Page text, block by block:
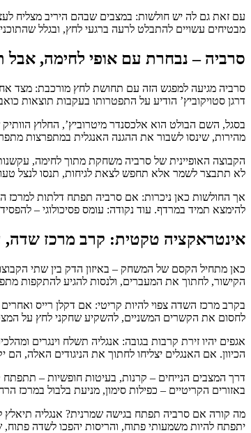
עם זאת גם לה יש חולשות: במצבים שבהם היריב מצליח
מבטיחים עשויים להתבלט לרעה ברגעי לחץ, ובגלל
סרביה – נבחרת עם אופי לחימה,
סרביה מגיעה למפגש הזה עם תחושת לחץ מורכבת: מצד
דרגן סטויקוביץ’ הודיע על התפטרותו בעקבות תוצאות
בסגל, השם הבולט הוא אלכסנדר מיטרוביץ’, החלוץ הוותיק
מהירות, שינסו לשבור את ההגנה האנגלית במתפרצות
הקבוצה האופיינית של סרביה משחקת מתוך לחימה,
לא תתבצר לשמר אלא תחפש לצאת לגיחות, תנסו לנצל
אך החולשות כאן ניכרות: אם סרביה תפתח דלתות למרכז
להימצא תמיד במרדף. עוד נקודה: עומס פסיכולוגי – להפסיד שוב 0-5 מול אותה יריבה – עלול
אינטראקציה טקטית: קרב מרכז שדה,
כאן מתחיל הקסם של המשחק – באיזון הדק בין שתי
הקישור, לחתוך את המעברים, ולנסות להגיע להתקפות
בקרב מרכז השדה צפוי להיות קריטי: אם דקלן רייס
לחסום את הקשרים המשניים, להשקיע שחקני לחץ על
אגפים יהיו זירת קרבות בגובה: אנגליה תשלח וינגרים
הכיוון. אם האנגלים יצליחו לחתוך את הניגודים האלה, הם
דרך המצבים הנייחים – קרנות, בעיטות חופשיות –
באזורים הקריטיים – כפילות סימון, מניעת בלבול במרכז
מה קורה אם סרביה תפתח בגישה שמרנית? אנגליה תיאלץ
יתפתח להיות משמעותי פתוח, והריסות יהפכו לשדה פתוח,